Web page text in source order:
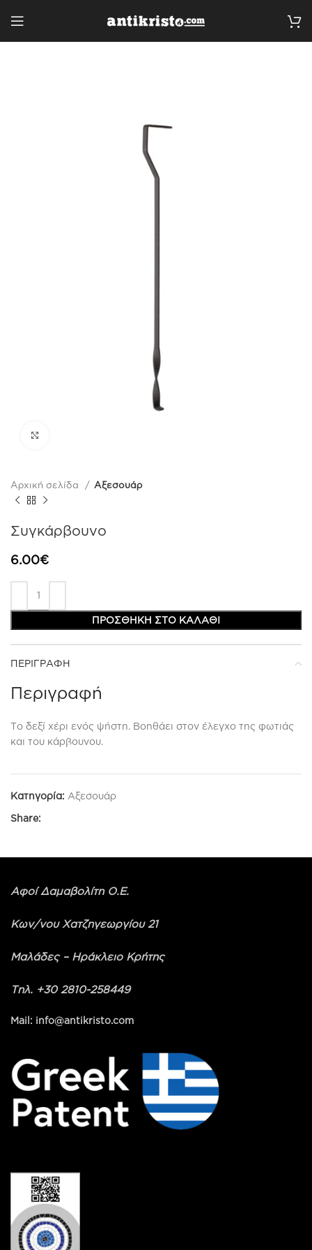
Αρχική σελίδα Αξεσουάρ
Συγκάρβουνο
6.00€
ΠΡΟΣΘΉΚΗ ΣΤΟ ΚΑΛΆΘΙ
ΠΕΡΙΓΡΑΦΉ
Περιγραφή
Το δεξί χέρι ενός ψήστη. Βοηθάει στον έλεγχο της φωτιάς
και του κάρβουνου.
Κατηγορία: Αξεσουάρ
Share:
Αφοί Δαμαβολίτη Ο.Ε.
Κων/νου Χατζηγεωργίου 21
Μαλάδες – Ηράκλειο Κρήτης
Τηλ. +30 2810-258449
Mail: info@antikristo.com